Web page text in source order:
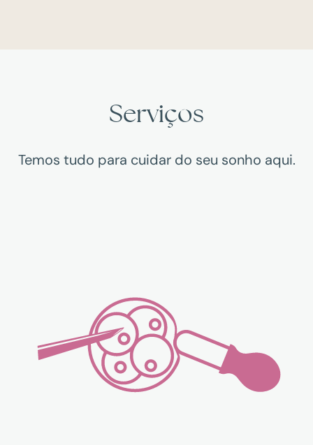
Serviços
Temos tudo para cuidar do seu sonho aqui.